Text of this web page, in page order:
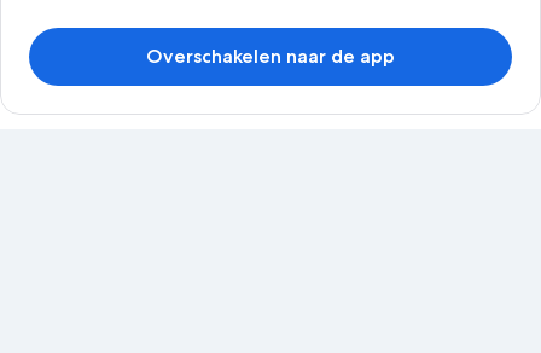
Overschakelen naar de app